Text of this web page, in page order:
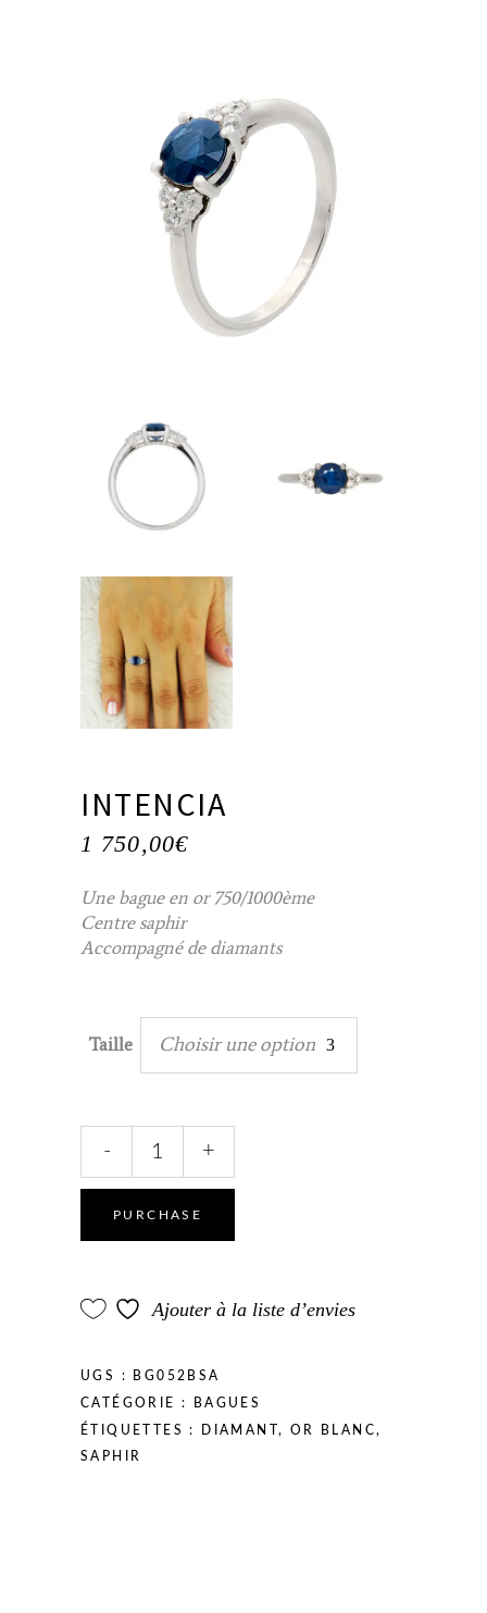
INTENCIA
1 750,00€
Une bague en or 750/1000ème
Centre saphir
Accompagné de diamants
Taille Choisir une option
- +
PURCHASE
Ajouter à la liste d’envies
UGS : BG052BSA
CATÉGORIE : BAGUES
ÉTIQUETTES : DIAMANT, OR BLANC,
SAPHIR